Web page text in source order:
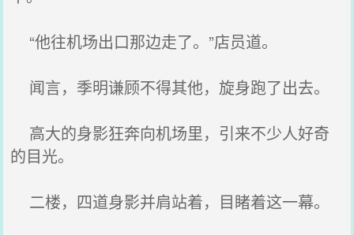
“他往机场出口那边走了。”店员道。
闻言，季明谦顾不得其他，旋身跑了出去。
高大的身影狂奔向机场里，引来不少人好奇
的目光。
二楼，四道身影并肩站着，目睹着这一幕。